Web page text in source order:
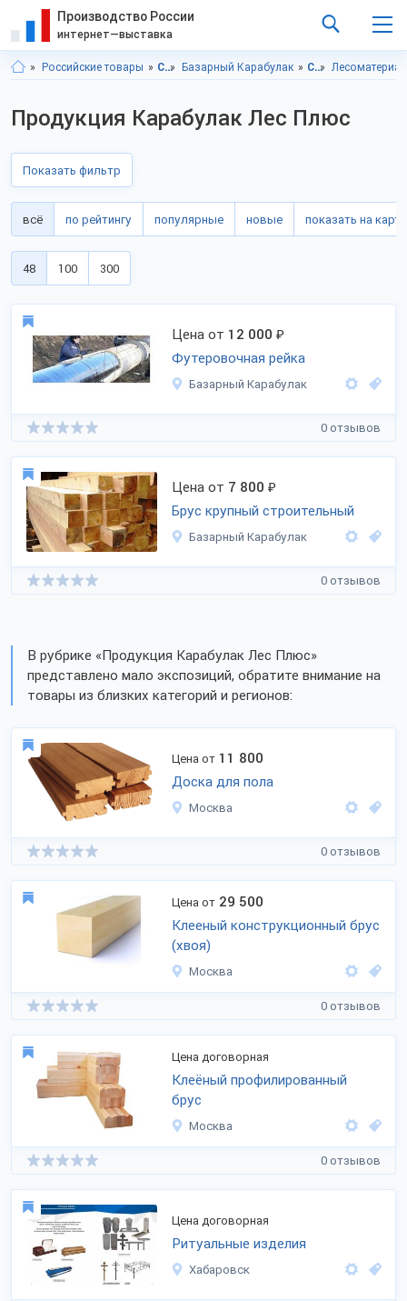
Производство России
интернет—выставка
Российские товары Саратовская область Базарный Карабулак Строительство и ремонт
Продукция Карабулак Лес Плюс
Показать фильтр
всё по рейтингу популярные новые показать на карте
48 100 300
Цена от 12 000 ₽
Футеровочная рейка
Базарный Карабулак
0 отзывов
Цена от 7 800 ₽
Брус крупный строительный
Базарный Карабулак
0 отзывов
В рубрике «Продукция Карабулак Лес Плюс»
представлено мало экспозиций, обратите внимание на
товары из близких категорий и регионов:
Цена от 11 800
Доска для пола
Москва
0 отзывов
Цена от 29 500
Клееный конструкционный брус
(хвоя)
Москва
0 отзывов
Цена договорная
Клеёный профилированный
брус
Москва
0 отзывов
Цена договорная
Ритуальные изделия
Хабаровск